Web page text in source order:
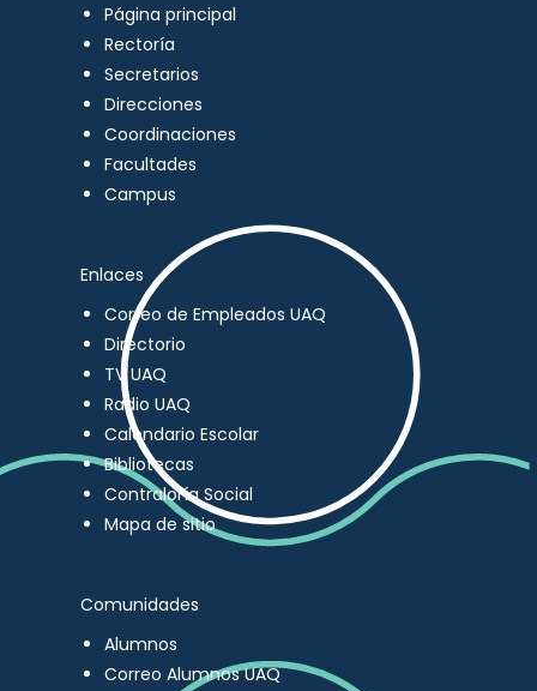
Página principal
Rectoría
Secretarios
Direcciones
Coordinaciones
Facultades
Campus
Enlaces
Correo de Empleados UAQ
Directorio
TV UAQ
Radio UAQ
Calendario Escolar
Bibliotecas
Contraloría Social
Mapa de sitio
Comunidades
Alumnos
Correo Alumnos UAQ